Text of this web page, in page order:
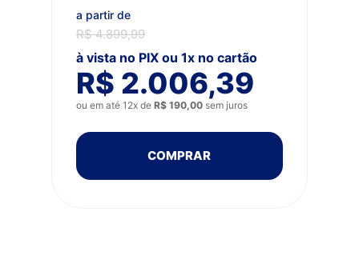
a partir de
R$ 4.899,99
à vista no PIX ou 1x no cartão
R$ 2.006,39
ou em até 12x de R$ 190,00sem juros
COMPRAR